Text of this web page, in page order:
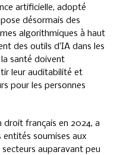
artificielle, adopté
désormais des
algorithmiques à haut
des outils d’IA dans les
la santé doivent
leur auditabilité et
pour les personnes
droit français en 2024, a
soumises aux
auparavant peu